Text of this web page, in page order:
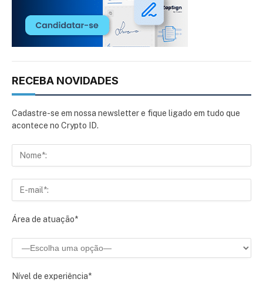
RECEBA NOVIDADES
Cadastre-se em nossa newsletter e fique ligado em tudo que
acontece no Crypto ID.
Área de atuação*
Nível de experiência*